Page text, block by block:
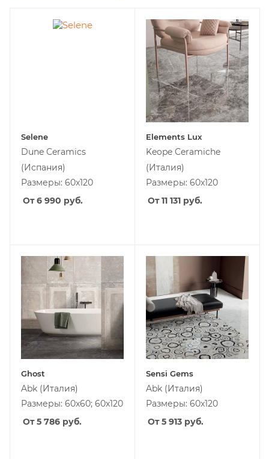
Selene
Dune Ceramics
(Испания)
Размеры: 60x120
От 6 990 руб.
Elements Lux
Keope Ceramiche
(Италия)
Размеры: 60x120
От 11 131 руб.
Ghost
Abk (Италия)
Размеры: 60x60; 60x120
От 5 786 руб.
Sensi Gems
Abk (Италия)
Размеры: 60x120
От 5 913 руб.